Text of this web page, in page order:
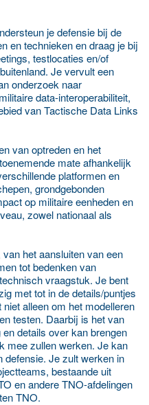
je defensie bij de
en technieken en draag je bij
testlocaties en/of
Je vervult een
onderzoek naar
data-interoperabiliteit,
van Tactische Data Links
van optreden en het
mate afhankelijk
platformen en
grondgebonden
op militaire eenheden en
zowel nationaal als
het aansluiten van een
tot bedenken van
vraagstuk. Je bent
met tot in de details/puntjes
alleen om het modelleren
testen. Daarbij is het van
details over kan brengen
mee zullen werken. Je kan
defensie. Je zult werken in
bestaande uit
en andere TNO-afdelingen
TNO.